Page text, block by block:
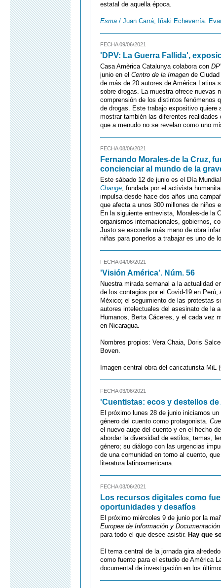
estatal de aquella época.
Esma / Juan Carrá; Iñaki Echeverría.
FECHA 09/06/2021
'DPV: La Guerra Fallida',
Casa Amèrica Catalunya colabora con
junio en el Centro de la Imagen de
de más de 20 autores de América Latina
sobre drogas. La muestra ofrece nuevas
comprensión de los distintos fenómenos
de drogas. Este trabajo expositivo quiere
mostrar también las diferentes
que a menudo no se revelan como uno
FECHA 08/06/2021
Fernando Morales-de la Cruz,
concienciar al mundo de la
Este sábado 12 de junio es el Día
Change, fundada por el activista
impulsa desde hace dos años una
que afecta a unos 300 millones de niños
En la siguiente entrevista, Morales-de la
organismos internacionales, gobiernos,
Justo se esconde más mano de obra
niñas para ponerlos a trabajar es uno de
FECHA 04/06/2021
'Visión América'. Núm. 56
Nuestra mirada semanal a la actualidad
de los contagios por el Covid-19 en
México; el seguimiento de las protestas
autores intelectuales del asesinato de la
Humanos, Berta Cáceres, y el cada vez
en Nicaragua.
Nombres propios: Vera Chaia, Doris
Boven.
Imagen central obra del caricaturista MiL
FECHA 03/06/2021
'Cuentistas: ecos y destellos
El próximo lunes 28 de junio iniciamos
género del cuento como protagonista.
el nuevo auge del cuento y en el hecho
abordar la diversidad de estilos, temas,
género; su diálogo con las urgencias
de una comunidad en torno al cuento,
literatura latinoamericana.
FECHA 03/06/2021
Los recursos digitales como
oportunidades y desafíos
El próximo miércoles 9 de junio por la
Europea de Información y
para todo el que desee asistir. Hay que
El tema central de la jornada gira
como fuente para el estudio de América
documental de investigación en los